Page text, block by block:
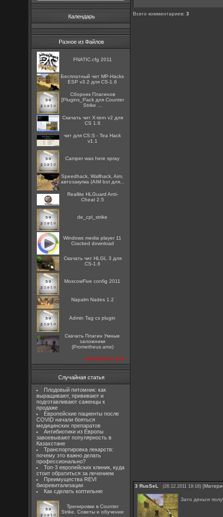
Календарь
Разное из Файлов
FNATIC.cfg 2011
Бесплатный чит MP-Hacks
ESP v3.2 для CS-1.6
Сборник Плагинов
[Plugins_Pack для Counter
Strike ...
Скачать чит X-tern v2 для
CS 1.6
чит для CS:S - Tea Hack
v1.1
Camper was here spray
Speedhack, Wallhack, Aim,
автозакупка (AIM bot для...
Reallite HLGuard Anti-
Cheat 2.5
de_cpl_strike
Windows media player 11
Cracked download
Скачать чит HLGL 3 для
CS-1.6
MoscowFive config 2011
Napalm Nades 1.2
Admin Tag cs plugin
Скачать Плагин Умные
заложники
(Prometheus.amx)
посмотреть все
Случайная статья
Плодовый питомник: как
выращивают, прививают и
подготавливают саженцы к
продаже
Европейские пациенты после
COVID начали бояться
медицинских препаратов
Антибиотики из Европы
завоевывают популярность в
Казахстане
Транспортировка лекарств:
почему это важно делать
профессионально?
Топ-3 европейских клиник, куда
стоит обратиться за лечением
Преимущества REVI
биоревитализации
Как сделать коптильню
Тренировки в Counter
Strike. Советы и обучение
Всего комментариев:3
3 RusSeL (26.12.2011 19:18) [
Зато деньги